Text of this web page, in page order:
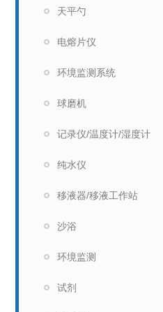
天平勺
电熔片仪
环境监测系统
球磨机
记录仪/温度计/湿度计
纯水仪
移液器/移液工作站
沙浴
环境监测
试剂